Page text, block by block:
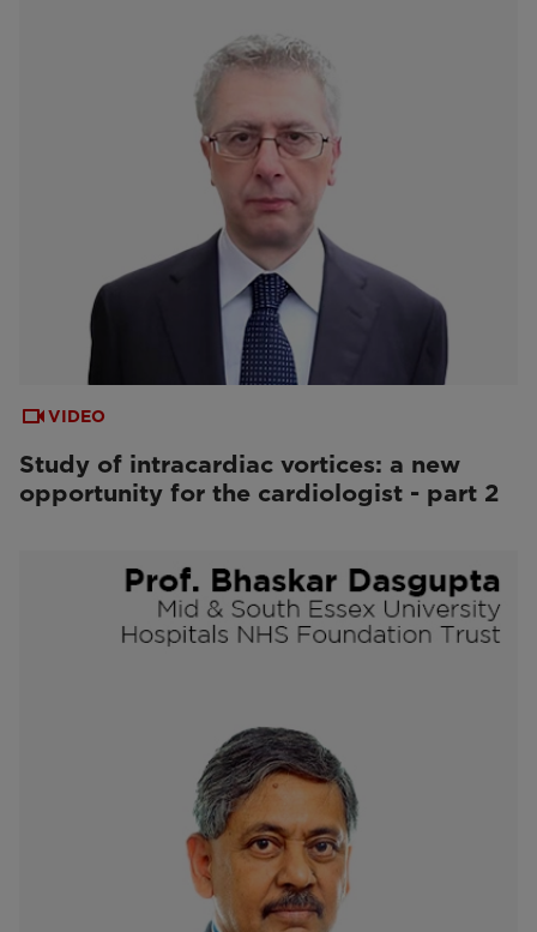
VIDEO
Study of intracardiac vortices: a new
opportunity for the cardiologist - part 2